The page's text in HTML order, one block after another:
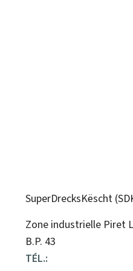
SuperDrecksKëscht
ADRESSE
:
Zone industrielle Piret
B.P. 43
TÉL.: